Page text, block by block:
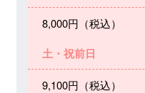
8,000円（税込）
土・祝前日
9,100円（税込）